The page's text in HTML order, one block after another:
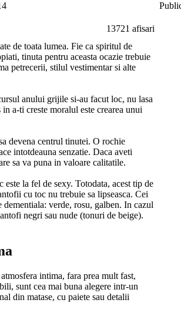
13721 afisari
de toata lumea. Fie ca spiritul de
tinuta pentru aceasta ocazie trebuie
petrecerii, stilul vestimentar si alte
anului grijile si-au facut loc, nu lasa
a-ti creste moralul este crearea unui
devena centrul tinutei. O rochie
intotdeauna senzatie. Daca aveti
sa va puna in valoare calitatile.
la fel de sexy. Totodata, acest tip de
cu toc nu trebuie sa lipseasca. Cei
verde, rosu, galben. In cazul
negri sau nude (tonuri de beige).
intima, fara prea mult fast,
sunt cea mai buna alegere intr-un
din matase, cu paiete sau detalii